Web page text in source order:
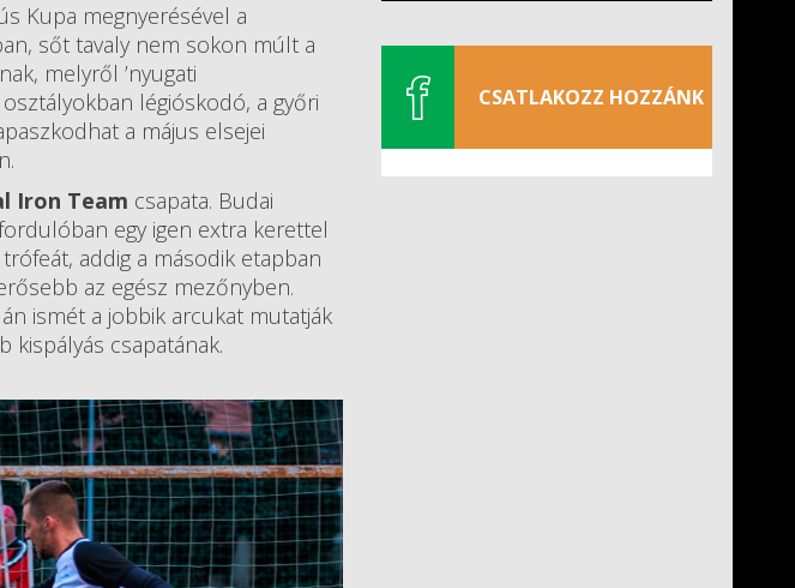
Kupa megnyerésével a
sőt tavaly nem sokon múlt a
melyről ’nyugati
légióskodó, a győri
a május elsejei
Iron Team csapata. Budai
egy igen extra kerettel
addig a második etapban
az egész mezőnyben.
ismét a jobbik arcukat mutatják
csapatának.
CSATLAKOZZ HOZZÁNK